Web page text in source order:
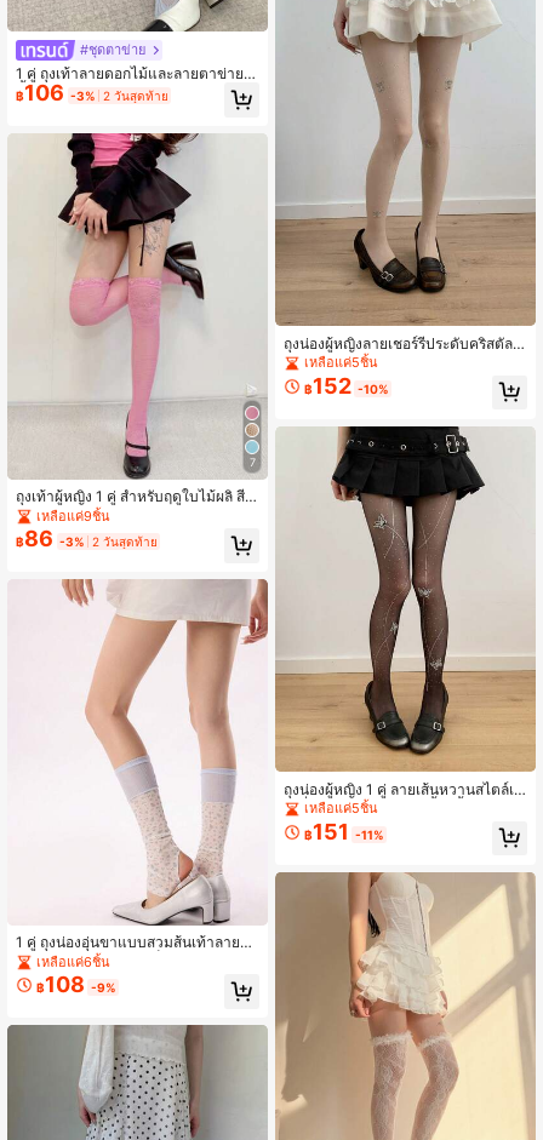
#ชุดตาข่าย
1 คู่ ถุงเท้าลายดอกไม้และลายตาข่ายสี
น้ำเงินวินเทจ
฿106 -3% 2 วันสุดท้าย
7
ถุงเท้าผู้หญิง 1 คู่ สำหรับฤดูใบไม้ผลิ สีพ
าสเทลอ่อน แต่งลูกไม้ ตาข่าย ยาวถึงกล
างน่องและเหนือเข่า แบบ 2-in-1
เหลือแค่9ชิ้น
฿86 -3% 2 วันสุดท้าย
1 คู่ ถุงน่องอุ่นขาแบบสวมส้นเท้าลายดอ
กไม้ปะติดปะต่อสัมผัสเย็น สีตัดกัน สำหรั
บผู้หญิง
เหลือแค่6ชิ้น
฿108 -9%
ถุงน่องผู้หญิงลายเชอร์รี่ประดับคริสตัลร
ะยิบระยับ สไตล์หวานสาวน้อย กันรัน 1
คู่
เหลือแค่5ชิ้น
฿152 -10%
ถุงน่องผู้หญิง 1 คู่ ลายเส้นหวานสไตล์เกิ
ร์ลลี่ ประดับคริสตัลรูปผีเสื้อ เนื้อบาง ทน
ต่อการเกี่ยวและรัน ตัดให้พอดีตัว
เหลือแค่5ชิ้น
฿151 -11%